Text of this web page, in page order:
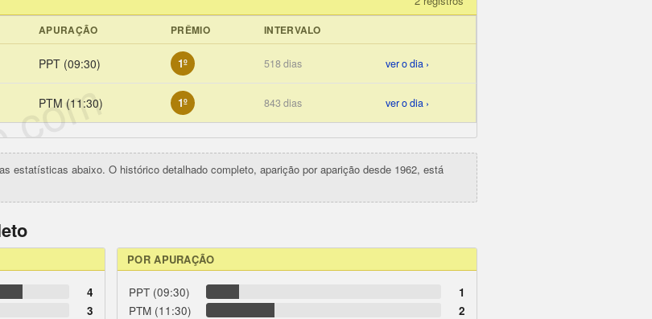
APURAÇÃO PRÊMIO INTERVALO
PPT (09:30) 1º 518 dias ver o dia ›
PTM (11:30) 1º 843 dias ver o dia ›
estatísticas abaixo. O histórico detalhado completo, aparição por aparição desde 1962, está
4
3
POR APURAÇÃO
PPT (09:30)
1
PTM (11:30)
2